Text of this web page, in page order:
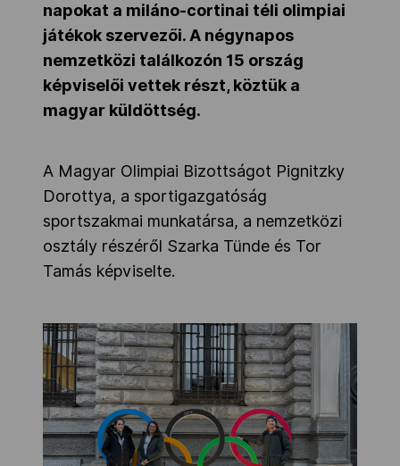
Társszervezetek
OVEP
Adatbank
napokat a miláno-cortinai téli olimpiai
játékok szervezői. A négynapos
nemzetközi találkozón 15 ország
képviselői vettek részt, köztük a
magyar küldöttség.
A Magyar Olimpiai Bizottságot Pignitzky
Dorottya, a sportigazgatóság
sportszakmai munkatársa, a nemzetközi
osztály részéről Szarka Tünde és Tor
Tamás képviselte.